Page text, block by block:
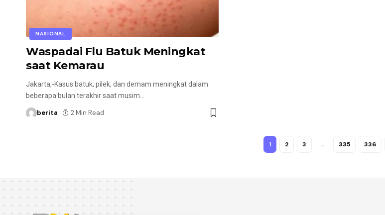
NASIONAL
Waspadai Flu Batuk Meningkat
saat Kemarau
Jakarta,-Kasus batuk, pilek, dan demam meningkat dalam
beberapa bulan terakhir saat musim
berita 2 Min Read
1 2 3 … 335 336